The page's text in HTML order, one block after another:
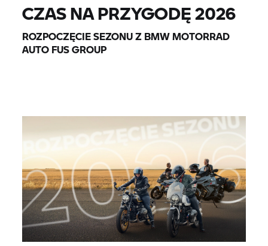
CZAS NA PRZYGODĘ 2026
ROZPOCZĘCIE SEZONU Z BMW MOTORRAD
AUTO FUS GROUP